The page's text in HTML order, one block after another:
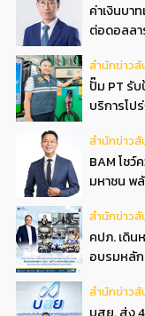
ค่าเงินบา
ต่อดอลลา
สํานักข่าวสั
ปั๊ม PT รั
บริการโป
สํานักข่าวสั
BAM โชว์
มหาชน พ
สํานักข่าวสั
คปภ. เดิน
อบรมหลัก
สํานักข่าวสั